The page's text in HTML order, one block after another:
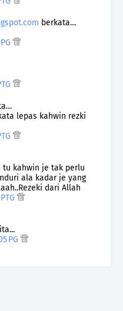
berkata…
lepas kahwin rezki
tu kahwin je tak perlu
ala kadar je yang
dari Allah
PG